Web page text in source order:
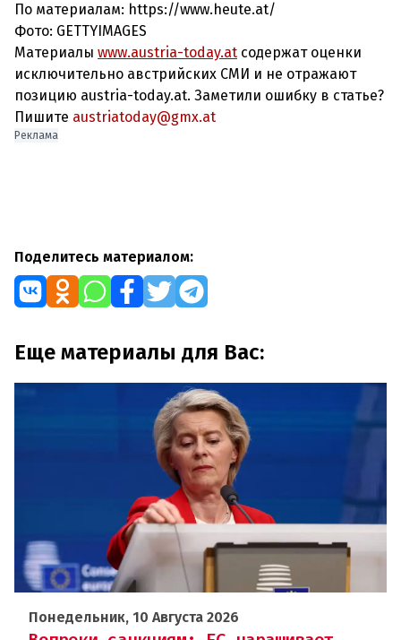
По материалам: https://www.heute.at/
Фото: GETTYIMAGES
Материалы www.austria-today.at содержат оценки
исключительно австрийских СМИ и не отражают
позицию austria-today.at. Заметили ошибку в статье?
Пишите austriatoday@gmx.at
Реклама
Поделитесь материалом:
Еще материалы для Вас:
Понедельник, 10 Августа 2026